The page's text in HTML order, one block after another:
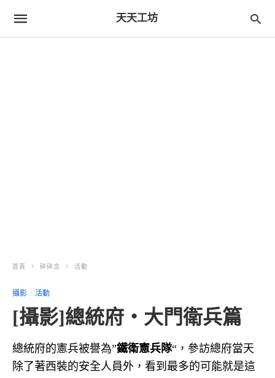
天天工坊
首頁 碎碎念 活動
攝影 活動
[攝影]總統府‧大門衛兵篇
總統府的憲兵被譽為”鐵衛憲兵隊“，參訪總府當天
除了著西裝的安全人員外，看到最多的可能就是這